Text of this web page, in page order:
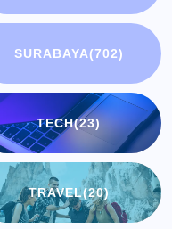
SURABAYA(702)
TECH(23)
TRAVEL(20)